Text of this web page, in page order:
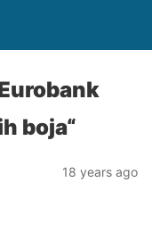
boja“
18 years ago